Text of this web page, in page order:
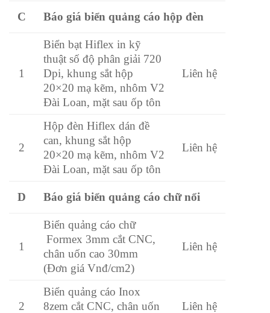
C Báo giá biển quảng cáo hộp đèn
1
Biển bạt Hiflex in kỹ
thuật số độ phân giải 720
Dpi, khung sắt hộp
20×20 mạ kẽm, nhôm V2
Đài Loan, mặt sau ốp tôn
Liên hệ
2
Hộp đèn Hiflex dán đề
can, khung sắt hộp
20×20 mạ kẽm, nhôm V2
Đài Loan, mặt sau ốp tôn
Liên hệ
D Báo giá biển quảng cáo chữ nổi
1
Biển quảng cáo chữ
Formex 3mm cắt CNC,
chân uốn cao 30mm
(Đơn giá Vnđ/cm2)
Liên hệ
2
Biển quảng cáo Inox
8zem cắt CNC, chân uốn
Liên hệ